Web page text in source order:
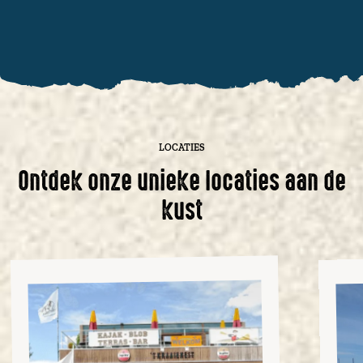
LOCATIES
Ontdek onze unieke locaties aan de
kust